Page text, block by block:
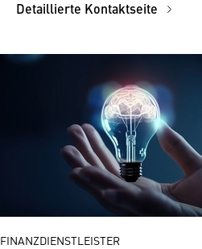
Detaillierte Kontaktseite
FINANZDIENSTLEISTER